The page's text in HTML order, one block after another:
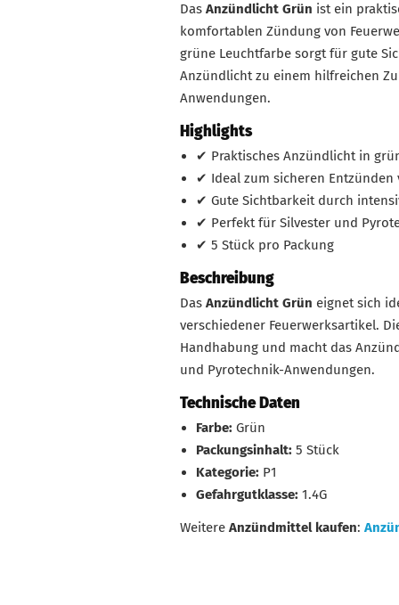
Das Anzündlicht Grün ist ein
komfortablen Zündung von
grüne Leuchtfarbe sorgt für gute
Anzündlicht zu einem hilfreichen
Anwendungen.
Highlights
✔ Praktisches Anzündlicht in
✔ Ideal zum sicheren Entzünden
✔ Gute Sichtbarkeit durch
✔ Perfekt für Silvester und
✔ 5 Stück pro Packung
Beschreibung
Das Anzündlicht Grün eignet sich
verschiedener Feuerwerksartikel.
Handhabung und macht das
und Pyrotechnik-Anwendungen.
Technische Daten
Farbe: Grün
Packungsinhalt: 5 Stück
Kategorie: P1
Gefahrgutklasse: 1.4G
Weitere Anzündmittel kaufen: